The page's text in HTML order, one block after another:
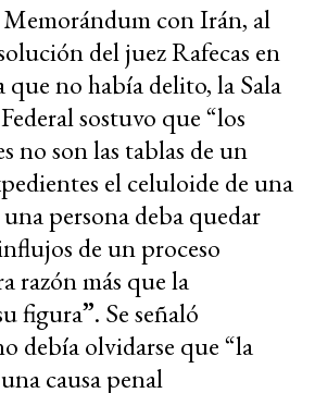
Memorándum con Irán, al
del juez Rafecas en
que no había delito, la Sala
sostuvo que “los
no son las tablas de un
el celuloide de una
persona deba quedar
de un proceso
razón más que la
figura”. Se señaló
debía olvidarse que “la
causa penal